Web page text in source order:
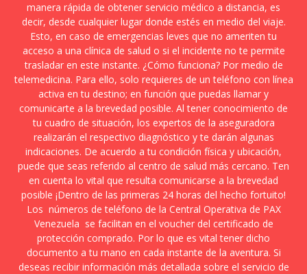
manera rápida de obtener servicio médico a distancia, es
decir, desde cualquier lugar donde estés en medio del viaje.
Esto, en caso de emergencias leves que no ameriten tu
acceso a una clínica de salud o si el incidente no te permite
trasladar en este instante. ¿Cómo funciona? Por medio de
telemedicina. Para ello, solo requieres de un teléfono con línea
activa en tu destino; en función que puedas llamar y
comunicarte a la brevedad posible. Al tener conocimiento de
tu cuadro de situación, los expertos de la aseguradora
realizarán el respectivo diagnóstico y te darán algunas
indicaciones. De acuerdo a tu condición física y ubicación,
puede que seas referido al centro de salud más cercano. Ten
en cuenta lo vital que resulta comunicarse a la brevedad
posible ¡Dentro de las primeras 24 horas del hecho fortuito!
Los números de teléfono de la Central Operativa de PAX
Venezuela se facilitan en el voucher del certificado de
protección comprado. Por lo que es vital tener dicho
documento a tu mano en cada instante de la aventura. Si
deseas recibir información más detallada sobre el servicio de